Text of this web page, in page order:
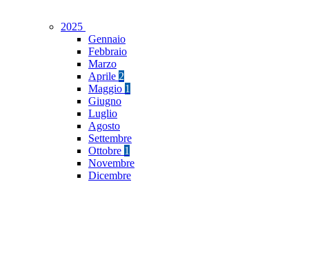
2025
Gennaio
Febbraio
Marzo
Aprile 2
Maggio 1
Giugno
Luglio
Agosto
Settembre
Ottobre 1
Novembre
Dicembre